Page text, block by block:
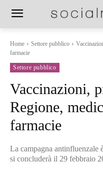
Home Settore pubblico
farmacie
Settore pubblico
Vaccinazioni,
Regione,
farmacie
La campagna antinfluenzale
si concluderà il 29 febbraio